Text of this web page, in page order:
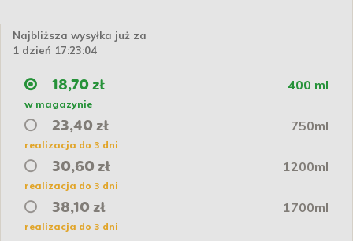
Najbliższa wysyłka już za
1 dzień 17:23:03
18,70 zł 400 ml
w magazynie
23,40 zł 750ml
realizacja do 3 dni
30,60 zł 1200ml
realizacja do 3 dni
38,10 zł 1700ml
realizacja do 3 dni